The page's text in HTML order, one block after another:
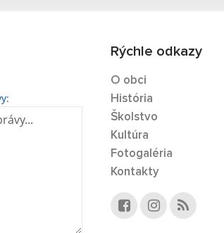
Rýchle odkazy
O obci
História
Školstvo
Kultúra
Fotogaléria
Kontakty